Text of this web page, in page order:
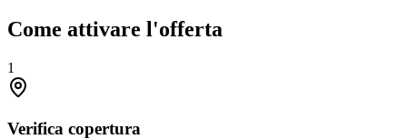
Come attivare l'offerta
1
Verifica copertura